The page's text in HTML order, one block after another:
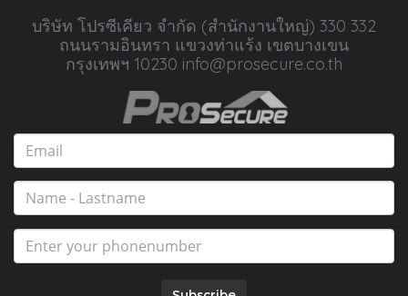
บริษัท โปรซีเคียว จำกัด (สำนักงานใหญ่) 330 332
ถนนรามอินทรา แขวงท่าแร้ง เขตบางเขน
กรุงเทพฯ 10230 info@prosecure.co.th